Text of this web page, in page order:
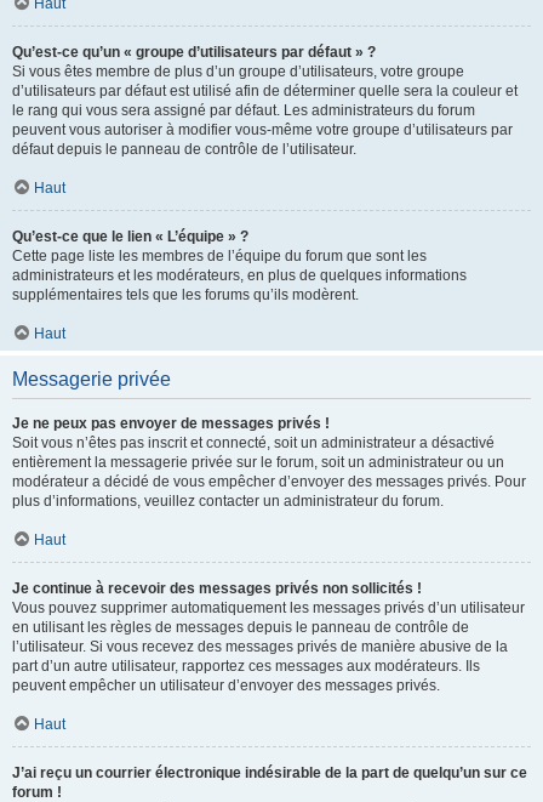
Haut
Qu’est-ce qu’un « groupe d’utilisateurs par défaut » ?
Si vous êtes membre de plus d’un groupe d’utilisateurs, votre groupe
d’utilisateurs par défaut est utilisé afin de déterminer quelle sera la couleur et
le rang qui vous sera assigné par défaut. Les administrateurs du forum
peuvent vous autoriser à modifier vous-même votre groupe d’utilisateurs par
défaut depuis le panneau de contrôle de l’utilisateur.
Haut
Qu’est-ce que le lien « L’équipe » ?
Cette page liste les membres de l’équipe du forum que sont les
administrateurs et les modérateurs, en plus de quelques informations
supplémentaires tels que les forums qu’ils modèrent.
Haut
Messagerie privée
Je ne peux pas envoyer de messages privés !
Soit vous n’êtes pas inscrit et connecté, soit un administrateur a désactivé
entièrement la messagerie privée sur le forum, soit un administrateur ou un
modérateur a décidé de vous empêcher d’envoyer des messages privés. Pour
plus d’informations, veuillez contacter un administrateur du forum.
Haut
Je continue à recevoir des messages privés non sollicités !
Vous pouvez supprimer automatiquement les messages privés d’un utilisateur
en utilisant les règles de messages depuis le panneau de contrôle de
l’utilisateur. Si vous recevez des messages privés de manière abusive de la
part d’un autre utilisateur, rapportez ces messages aux modérateurs. Ils
peuvent empêcher un utilisateur d’envoyer des messages privés.
Haut
J’ai reçu un courrier électronique indésirable de la part de quelqu’un sur ce
forum !